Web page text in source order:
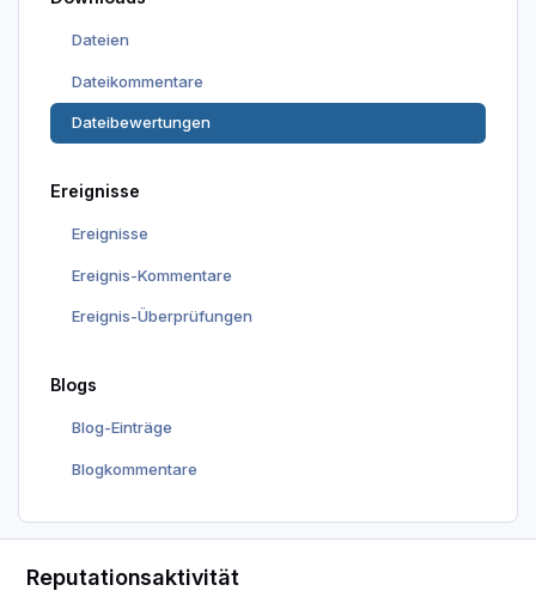
Dateien
Dateikommentare
Dateibewertungen
Ereignisse
Ereignisse
Ereignis-Kommentare
Ereignis-Überprüfungen
Blogs
Blog-Einträge
Blogkommentare
Reputationsaktivität